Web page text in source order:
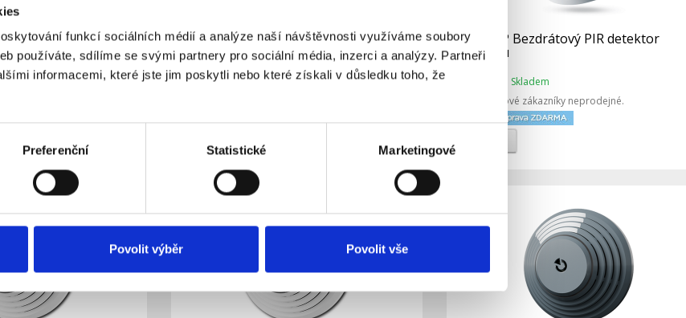
funkcí sociálních médií a analýze naší návštěvnosti využíváme soubory
používáte, sdílíme se svými partnery pro sociální média, inzerci a analýzy. Partneři
informacemi, které jste jim poskytli nebo které získali v důsledku toho, že
Preferenční Statistické Marketingové
Povolit výběr Povolit vše
modul pro
komponentů
neprodejné.
JA-150A II Bezdrátová siréna vnitřní
Dostupnost:posledni kusy skladem
JA-150P Bezdrátový PIR detektor
pohybu
Skladem
Pro koncové zákazníky neprodejné.